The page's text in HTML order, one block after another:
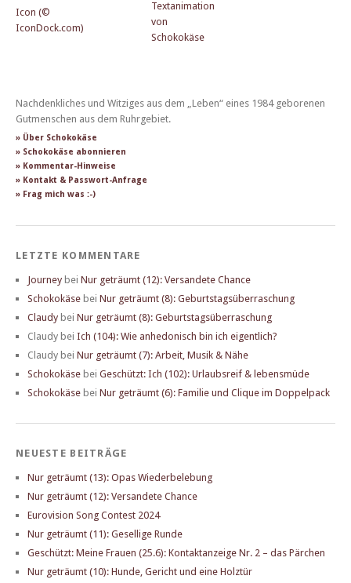
Nachdenkliches und Witziges aus dem „Leben“ eines 1984 geborenen
Gutmenschen aus dem Ruhrgebiet.
» Über Schokokäse
» Schokokäse abonnieren
» Kommentar-Hinweise
» Kontakt & Passwort-Anfrage
» Frag mich was :-)
LETZTE KOMMENTARE
Journey bei Nur geträumt (12): Versandete Chance
Schokokäse bei Nur geträumt (8): Geburtstagsüberraschung
Claudy bei Nur geträumt (8): Geburtstagsüberraschung
Claudy bei Ich (104): Wie anhedonisch bin ich eigentlich?
Claudy bei Nur geträumt (7): Arbeit, Musik & Nähe
Schokokäse bei Geschützt: Ich (102): Urlaubsreif & lebensmüde
Schokokäse bei Nur geträumt (6): Familie und Clique im Doppelpack
NEUESTE BEITRÄGE
Nur geträumt (13): Opas Wiederbelebung
Nur geträumt (12): Versandete Chance
Eurovision Song Contest 2024
Nur geträumt (11): Gesellige Runde
Geschützt: Meine Frauen (25.6): Kontaktanzeige Nr. 2 – das Pärchen
Nur geträumt (10): Hunde, Gericht und eine Holztür